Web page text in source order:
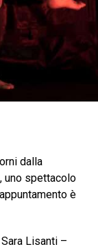
dalla
uno spettacolo
è
Lisanti –